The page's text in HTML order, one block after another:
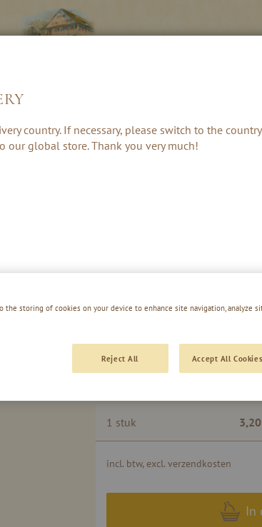
& PUNCH
ACCESSOIRES
productitems
1 stuk
incl. btw, excl. verzendkosten
In
the storing of cookies on your device to enhance site navigation, analyze
Reject All Accept All Cookies
country. If necessary, please switch to the
our global store. Thank you very much!